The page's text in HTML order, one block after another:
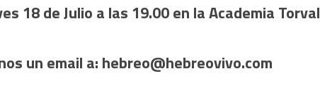
18 de Julio a las 19.00 en la Academia Torval
un email a: hebreo@hebreovivo.com